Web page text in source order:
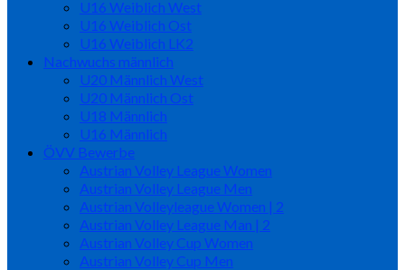
U16 Weiblich West
U16 Weiblich Ost
U16 Weiblich LK2
Nachwuchs männlich
U20 Männlich West
U20 Männlich Ost
U18 Männlich
U16 Männlich
ÖVV Bewerbe
Austrian Volley League Women
Austrian Volley League Men
Austrian Volleyleague Women | 2
Austrian Volley League Man | 2
Austrian Volley Cup Women
Austrian Volley Cup Men